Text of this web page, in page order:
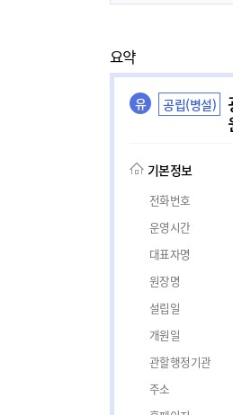
요약
유 공립(병설)
기본정보
전화번호
운영시간
대표자명
원장명
설립일
개원일
관할행정기관
주소